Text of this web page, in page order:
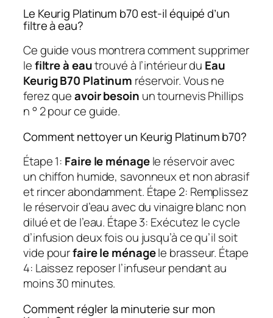
Le Keurig Platinum b70 est-il équipé d’un
filtre à eau?
Ce guide vous montrera comment supprimer
lefiltre à eautrouvé à l’intérieur du Eau
Keurig B70 Platinum réservoir. Vous ne
ferez queavoir besoin un tournevis Phillips
n ° 2 pour ce guide.
Comment nettoyer un Keurig Platinum b70?
Étape 1: Faire le ménagele réservoir avec
un chiffon humide, savonneux et non abrasif
et rincer abondamment. Étape 2: Remplissez
le réservoir d’eau avec du vinaigre blanc non
dilué et de l’eau. Étape 3: Exécutez le cycle
d’infusion deux fois ou jusqu’à ce qu’il soit
vide pourfaire le ménagele brasseur. Étape
4: Laissez reposer l’infuseur pendant au
moins 30 minutes.
Comment régler la minuterie sur mon